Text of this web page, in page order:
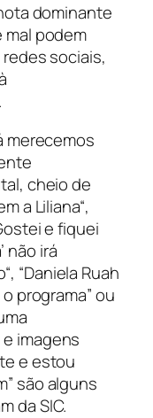
dominante
podem
sociais,
merecemos
cheio de
a Liliana“,
e fiquei
não irá
“Daniela Ruah
programa” ou
imagens
e estou
são alguns
da SIC.